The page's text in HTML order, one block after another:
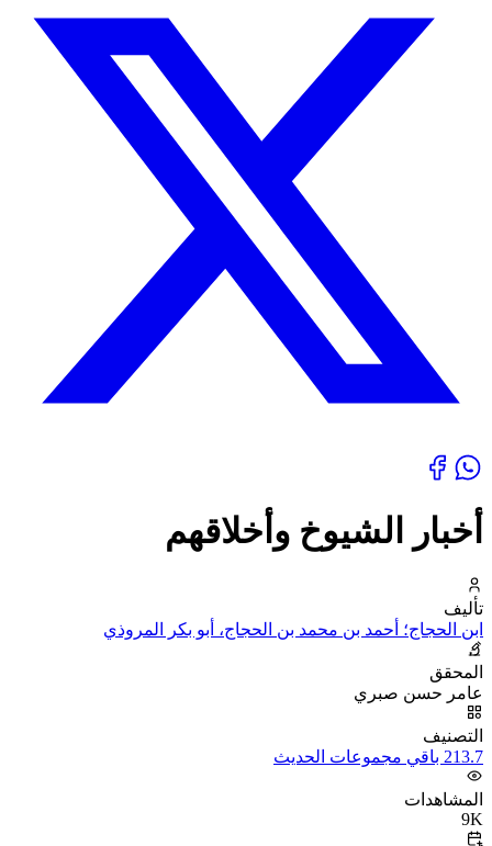
أخبار الشيوخ وأخلاقهم
تأليف
ابن الحجاج؛ أحمد بن محمد بن الحجاج، أبو بكر المروذي
المحقق
عامر حسن صبري
التصنيف
213.7 باقي مجموعات الحديث
المشاهدات
9K